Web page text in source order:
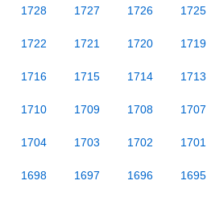
1728 1727 1726 1725
1722 1721 1720 1719
1716 1715 1714 1713
1710 1709 1708 1707
1704 1703 1702 1701
1698 1697 1696 1695